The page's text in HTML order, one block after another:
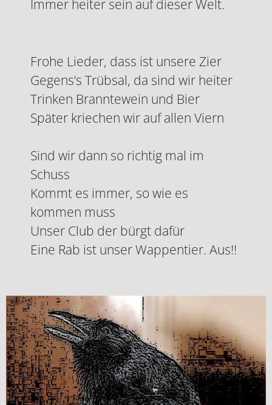
Immer heiter sein auf dieser Welt.
Frohe Lieder, dass ist unsere Zier
Gegens’s Trübsal, da sind wir heiter
Trinken Branntewein und Bier
Später kriechen wir auf allen Viern
Sind wir dann so richtig mal im
Schuss
Kommt es immer, so wie es
kommen muss
Unser Club der bürgt dafür
Eine Rab ist unser Wappentier. Aus!!